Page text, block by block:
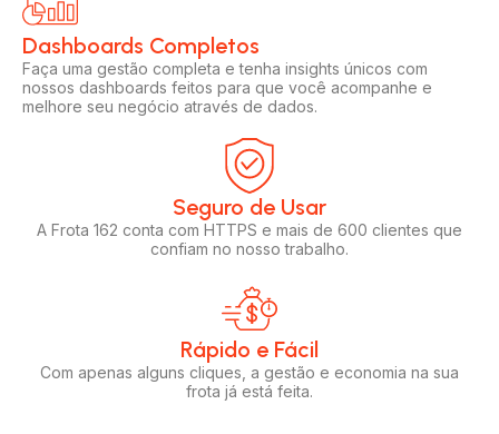
Dashboards Completos​​
Faça uma gestão completa e tenha insights únicos com
nossos dashboards feitos para que você acompanhe e
melhore seu negócio através de dados.
Seguro de Usar​
A Frota 162 conta com HTTPS e mais de 600 clientes que
confiam no nosso trabalho.
Rápido e Fácil​
Com apenas alguns cliques, a gestão e economia na sua
frota já está feita.